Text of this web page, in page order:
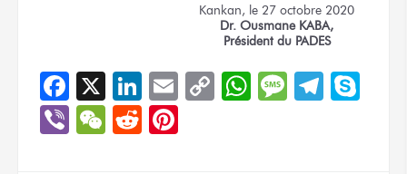
Kankan, le 27 octobre 2020
Dr. Ousmane KABA,
Président du PADES
Facebook
X LinkedIn
EmailCopyWhatsApp
Message
ViberWeChat
Reddit